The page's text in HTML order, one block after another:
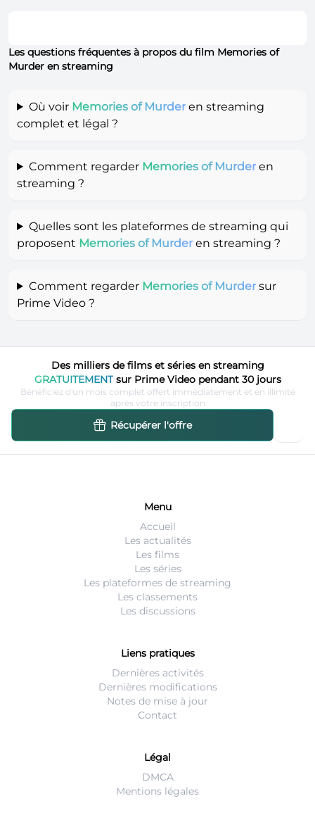
Les questions fréquentes à propos du film Memories of
Murder en streaming
Où voir Memories of Murderen streaming
complet et légal ?
Comment regarder Memories of Murderen
streaming ?
Quelles sont les plateformes de streaming qui
proposent Memories of Murder en streaming ?
Comment regarder Memories of Murdersur
Prime Video ?
Des milliers de films et séries en streaming
GRATUITEMENTsur Prime Video pendant 30 jours
Bénéficiez d'un mois complet offert immédiatement et en illimité
après votre inscription
Récupérer l'offre
Menu
Accueil
Les actualités
Les films
Les séries
Les plateformes de streaming
Les classements
Les discussions
Liens pratiques
Dernières activités
Dernières modifications
Notes de mise à jour
Contact
Légal
DMCA
Mentions légales